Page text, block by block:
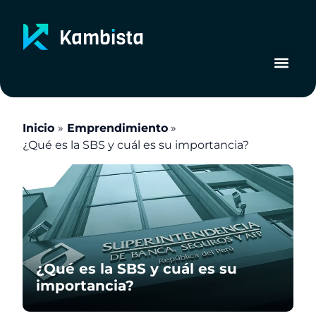
contenido
Inicio
Emprendimiento
¿Qué es la SBS y cuál es su importancia?
¿Qué es la SBS y cuál es su
importancia?